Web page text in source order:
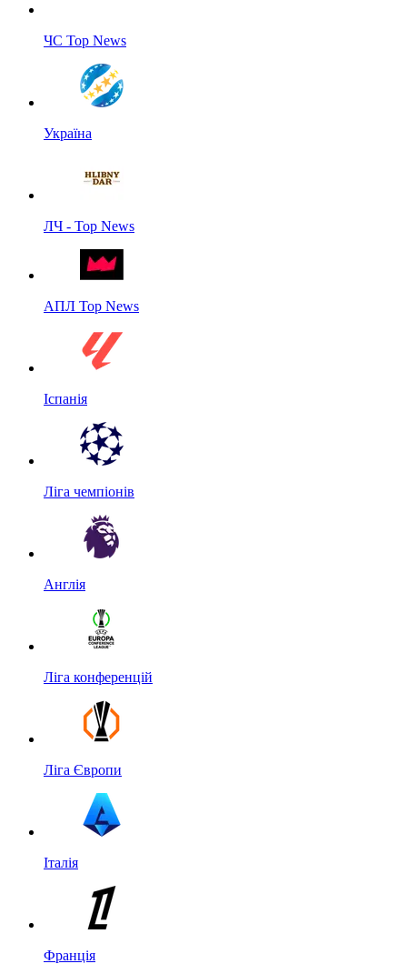
ЧС Top News
Україна
ЛЧ - Top News
АПЛ Top News
Іспанія
Ліга чемпіонів
Англія
Ліга конференцій
Ліга Європи
Італія
Франція